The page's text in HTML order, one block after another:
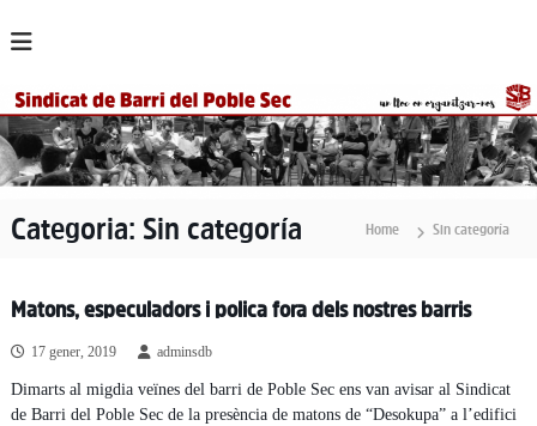
t
o
c
o
Categoria: Sin categoría Home Sin categoría
Matons, especuladors i polica fora dels nostres barris
17 gener, 2019 adminsdb
Dimarts al migdia veïnes del barri de Poble Sec ens van avisar al Sindicat
de Barri del Poble Sec de la presència de matons de “Desokupa” a l’edifici